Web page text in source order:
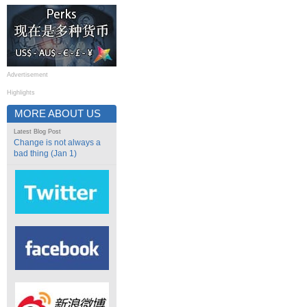
Advertisement
Highlights
MORE ABOUT US
Latest Blog Post
Change is not always a
bad thing (Jan 1)